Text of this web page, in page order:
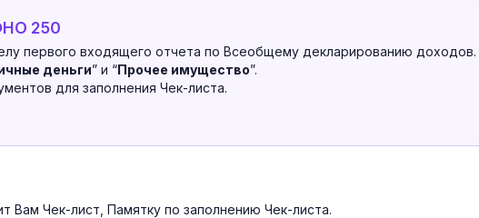
250
первого входящего отчета по Всеобщему декларированию доходов.
деньги” и “Прочее имущество”.
для заполнения Чек-листа.
Вам Чек-лист, Памятку по заполнению Чек-листа.